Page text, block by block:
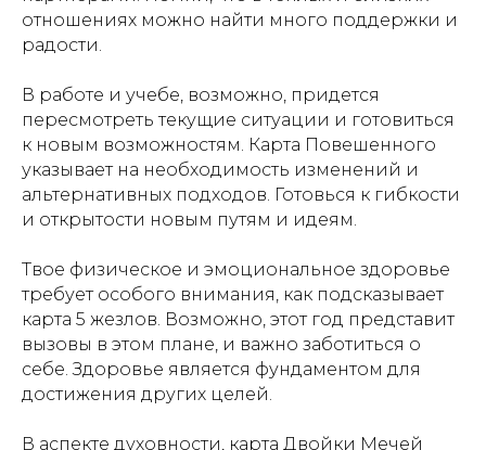
отношениях можно найти много поддержки и
радости.
В работе и учебе, возможно, придется
пересмотреть текущие ситуации и готовиться
к новым возможностям. Карта Повешенного
указывает на необходимость изменений и
альтернативных подходов. Готовься к гибкости
и открытости новым путям и идеям.
Твое физическое и эмоциональное здоровье
требует особого внимания, как подсказывает
карта 5 жезлов. Возможно, этот год представит
вызовы в этом плане, и важно заботиться о
себе. Здоровье является фундаментом для
достижения других целей.
В аспекте духовности, карта Двойки Мечей